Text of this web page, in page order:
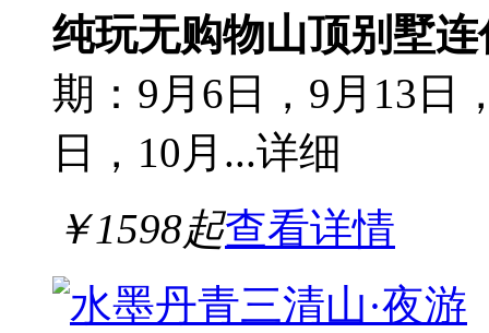
纯玩无购物山顶别墅连
期：9月6日，9月13日
日，10月...详细
￥1598起查看详情